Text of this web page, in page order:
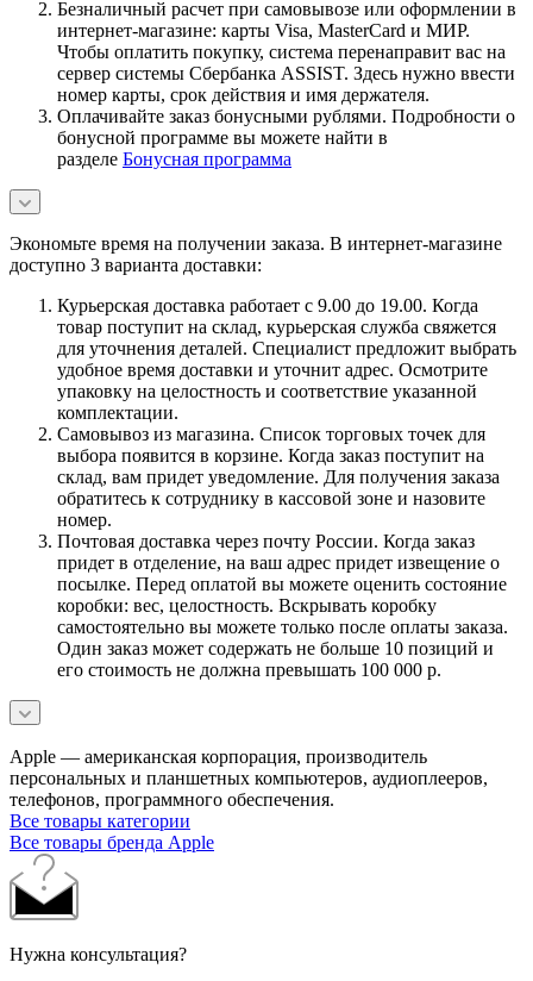
Безналичный расчет при самовывозе или оформлении в
интернет-магазине: карты Visa, MasterCard и МИР.
Чтобы оплатить покупку, система перенаправит вас на
сервер системы Сбербанка ASSIST. Здесь нужно ввести
номер карты, срок действия и имя держателя.
Оплачивайте заказ бонусными рублями. Подробности о
бонусной программе вы можете найти в
разделе Бонусная программа
Экономьте время на получении заказа. В интернет-магазине
доступно 3 варианта доставки:
Курьерская доставка работает с 9.00 до 19.00. Когда
товар поступит на склад, курьерская служба свяжется
для уточнения деталей. Специалист предложит выбрать
удобное время доставки и уточнит адрес. Осмотрите
упаковку на целостность и соответствие указанной
комплектации.
Самовывоз из магазина. Список торговых точек для
выбора появится в корзине. Когда заказ поступит на
склад, вам придет уведомление. Для получения заказа
обратитесь к сотруднику в кассовой зоне и назовите
номер.
Почтовая доставка через почту России. Когда заказ
придет в отделение, на ваш адрес придет извещение о
посылке. Перед оплатой вы можете оценить состояние
коробки: вес, целостность. Вскрывать коробку
самостоятельно вы можете только после оплаты заказа.
Один заказ может содержать не больше 10 позиций и
его стоимость не должна превышать 100 000 р.
Apple — американская корпорация, производитель
персональных и планшетных компьютеров, аудиоплееров,
телефонов, программного обеспечения.
Все товары категории
Все товары бренда Apple
Нужна консультация?